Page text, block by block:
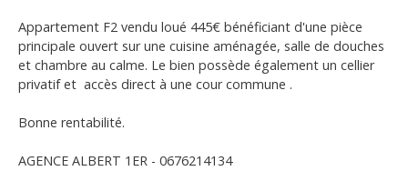
Appartement F2 vendu loué 445€ bénéficiant d'une pièce
principale ouvert sur une cuisine aménagée, salle de douches
et chambre au calme. Le bien possède également un cellier
privatif et accès direct à une cour commune .
Bonne rentabilité.
AGENCE ALBERT 1ER - 0676214134